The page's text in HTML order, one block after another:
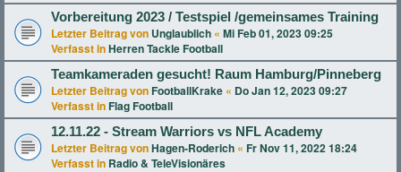
Vorbereitung 2023 / Testspiel /gemeinsames Training
Letzter Beitrag von Unglaublich « Mi Feb 01, 2023 09:25
Verfasst inHerren Tackle Football
Teamkameraden gesucht! Raum Hamburg/Pinneberg
Letzter Beitrag von FootballKrake « Do Jan 12, 2023 09:27
Verfasst in Flag Football
12.11.22 - Stream Warriors vs NFL Academy
Letzter Beitrag vonHagen-Roderich « Fr Nov 11, 2022 18:24
Verfasst in Radio & TeleVisionäres